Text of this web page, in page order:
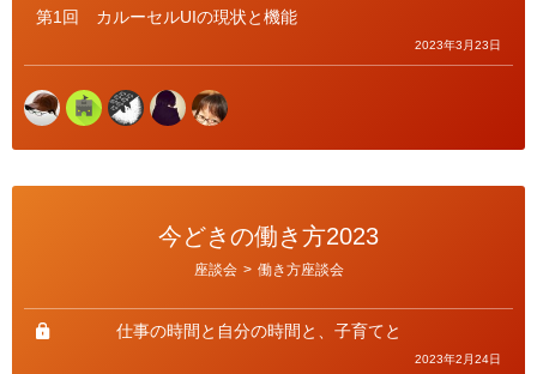
第1回 カルーセルUIの現状と機能
2023年3月23日
今どきの働き方2023
リ
ー
座談会 > 働き方座談会
仕事の時間と自分の時間と、子育てと
2023年2月24日